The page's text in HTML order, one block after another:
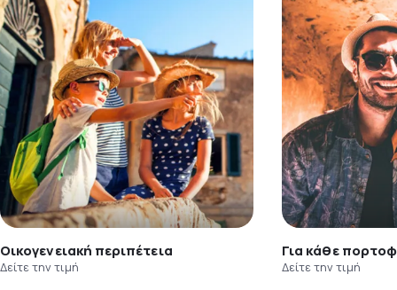
Οικογενειακή περιπέτεια
Δείτε την τιμή
Για κάθε
Δείτε την τιμή